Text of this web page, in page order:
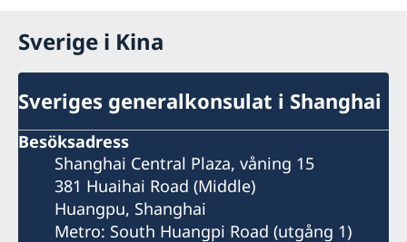
Sverige i Kina
Sveriges generalkonsulat i Shanghai
Besöksadress
Shanghai Central Plaza, våning 15
381 Huaihai Road (Middle)
Huangpu, Shanghai
Metro: South Huangpi Road (utgång 1)